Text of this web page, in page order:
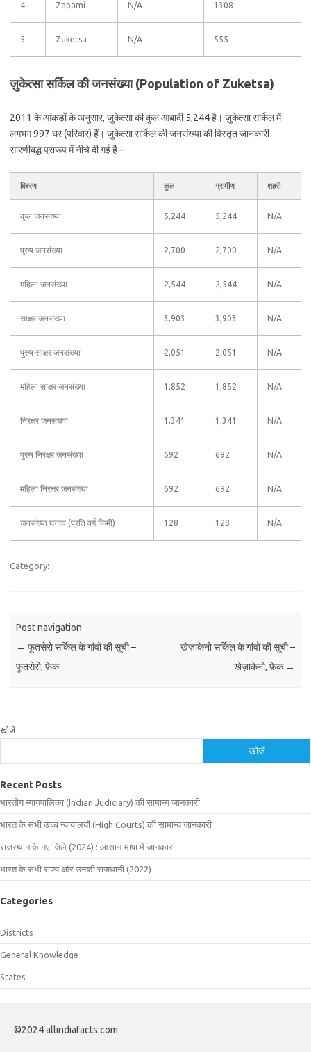
4 Zapami N/A 1308
5 Zuketsa N/A 555
ज़ुकेत्सा सर्किल की जनसंख्या (Population of Zuketsa)
2011 के आंकड़ों के अनुसार, ज़ुकेत्सा की कुल आबादी 5,244 है। ज़ुकेत्सा सर्किल में
लगभग 997 घर (परिवार) हैं। ज़ुकेत्सा सर्किल की जनसंख्या की विस्तृत जानकारी
सारणीबद्ध प्रारूप में नीचे दी गई है –
विवरण कुल ग्रामीण शहरी
कुल जनसंख्या 5,244 5,244 N/A
पुरुष जनसंख्या 2,700 2,700 N/A
महिला जनसंख्या 2,544 2,544 N/A
साक्षर जनसंख्या 3,903 3,903 N/A
पुरुष साक्षर जनसंख्या 2,051 2,051 N/A
महिला साक्षर जनसंख्या 1,852 1,852 N/A
निरक्षर जनसंख्या 1,341 1,341 N/A
पुरुष निरक्षर जनसंख्या 692 692 N/A
महिला निरक्षर जनसंख्या 692 692 N/A
जनसंख्या घनत्व (प्रति वर्ग किमी) 128 128 N/A
Category:
Post navigation
← फूतसेरो सर्किल के गांवों की सूची –
फूतसेरो, फ़ेक
खेज़ाकेनो सर्किल के गांवों की सूची –
खेज़ाकेनो, फ़ेक →
खोजें
खोजें
Recent Posts
भारतीय न्यायपालिका (Indian Judiciary) की सामान्य जानकारी
भारत के सभी उच्च न्यायालयों (High Courts) की सामान्य जानकारी
राजस्थान के नए जिले (2024) : आसान भाषा में जानकारी
भारत के सभी राज्य और उनकी राजधानी (2022)
Categories
Districts
General Knowledge
States
©2024 allindiafacts.com